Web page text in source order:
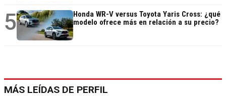
5
Honda WR-V versus Toyota Yaris Cross: ¿qué
modelo ofrece más en relación a su precio?
MÁS LEÍDAS DE PERFIL